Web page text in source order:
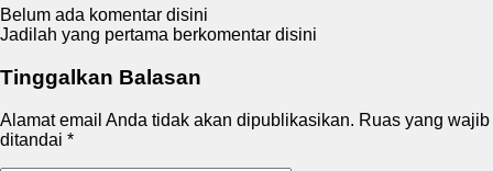
Belum ada komentar disini
Jadilah yang pertama berkomentar disini
Tinggalkan Balasan
Alamat email Anda tidak akan dipublikasikan. Ruas yang wajib
ditandai *